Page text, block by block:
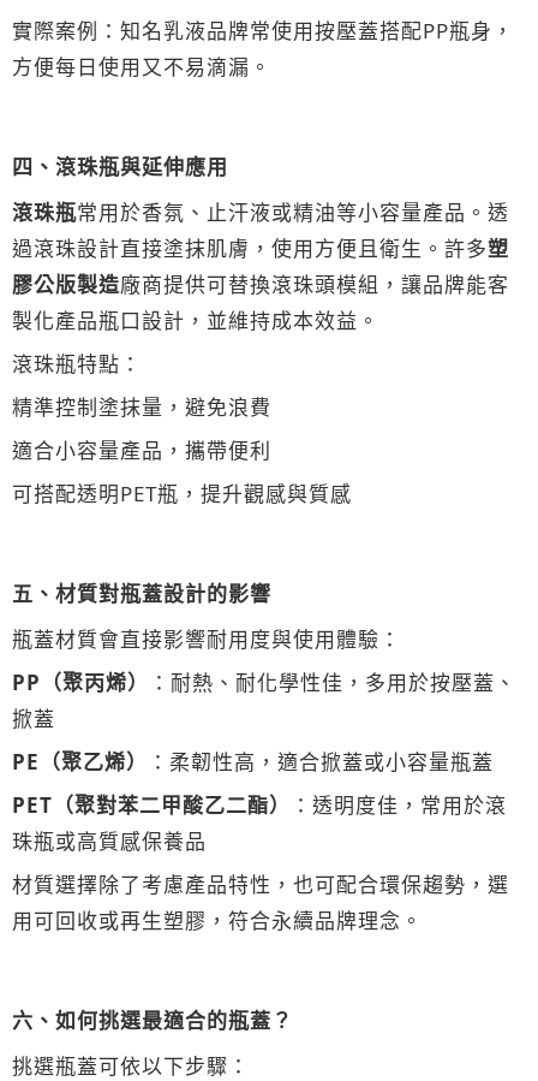
實際案例：知名乳液品牌常使用按壓蓋搭配PP瓶身，
方便每日使用又不易滴漏。
四、滾珠瓶與延伸應用
滾珠瓶常用於香氛、止汗液或精油等小容量產品。透
過滾珠設計直接塗抹肌膚，使用方便且衛生。許多塑
膠公版製造廠商提供可替換滾珠頭模組，讓品牌能客
製化產品瓶口設計，並維持成本效益。
滾珠瓶特點：
精準控制塗抹量，避免浪費
適合小容量產品，攜帶便利
可搭配透明PET瓶，提升觀感與質感
五、材質對瓶蓋設計的影響
瓶蓋材質會直接影響耐用度與使用體驗：
PP（聚丙烯）
：耐熱、耐化學性佳，多用於按壓蓋、
掀蓋
PE（聚乙烯）
：柔韌性高，適合掀蓋或小容量瓶蓋
PET（聚對苯二甲酸乙二酯）
：透明度佳，常用於滾
珠瓶或高質感保養品
材質選擇除了考慮產品特性，也可配合環保趨勢，選
用可回收或再生塑膠，符合永續品牌理念。
六、如何挑選最適合的瓶蓋？
挑選瓶蓋可依以下步驟：